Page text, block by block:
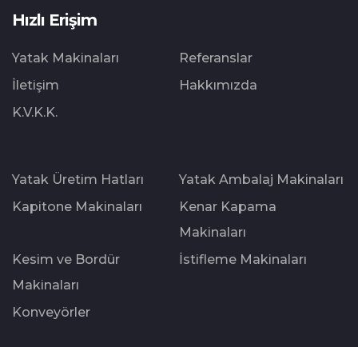
Hızlı Erişim
Yatak Makinaları
Referanslar
İletişim
Hakkımızda
K.V.K.K.
Yatak Üretim Hatları
Yatak Ambalaj Makinaları
Kapitone Makinaları
Kenar Kapama
Makinaları
Kesim ve Bordür
Makinaları
İstifleme Makinaları
Konveyörler